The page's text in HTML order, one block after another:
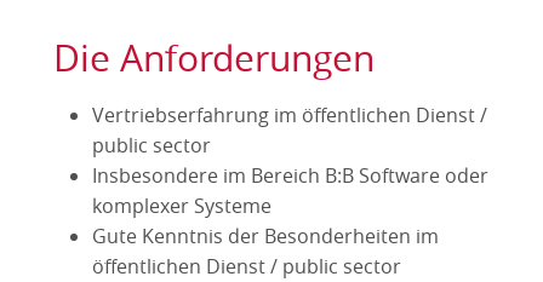
Die Anforderungen
Vertriebserfahrung im öffentlichen Dienst /
public sector
Insbesondere im Bereich B:B Software oder
komplexer Systeme
Gute Kenntnis der Besonderheiten im
öffentlichen Dienst / public sector